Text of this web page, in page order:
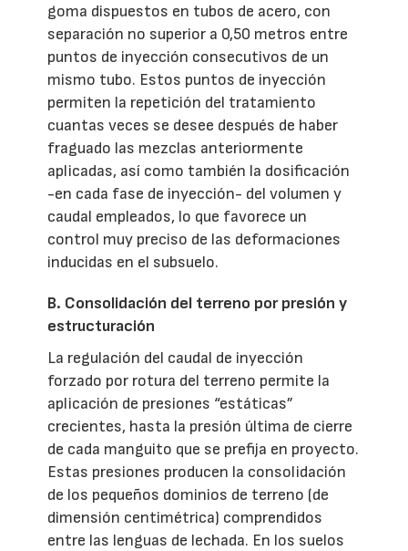
goma dispuestos en tubos de acero, con
separación no superior a 0,50 metros entre
puntos de inyección consecutivos de un
mismo tubo. Estos puntos de inyección
permiten la repetición del tratamiento
cuantas veces se desee después de haber
fraguado las mezclas anteriormente
aplicadas, así como también la dosificación
-en cada fase de inyección- del volumen y
caudal empleados, lo que favorece un
control muy preciso de las deformaciones
inducidas en el subsuelo.
B. Consolidación del terreno por presión y
estructuración
La regulación del caudal de inyección
forzado por rotura del terreno permite la
aplicación de presiones “estáticas”
crecientes, hasta la presión última de cierre
de cada manguito que se prefija en proyecto.
Estas presiones producen la consolidación
de los pequeños dominios de terreno (de
dimensión centimétrica) comprendidos
entre las lenguas de lechada. En los suelos